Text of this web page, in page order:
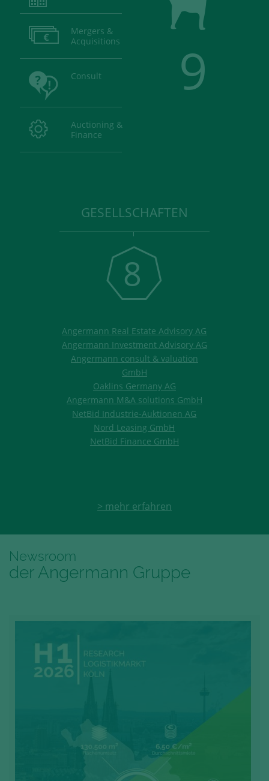
Mergers &
Acquisitions
Consult
Auctioning &
Finance
9
GESELLSCHAFTEN
8
Angermann Real Estate Advisory AG
Angermann Investment Advisory AG
Angermann consult & valuation
GmbH
Oaklins Germany AG
Angermann M&A solutions GmbH
NetBid Industrie-Auktionen AG
Nord Leasing GmbH
NetBid Finance GmbH
> mehr erfahren
Newsroom
der Angermann Gruppe